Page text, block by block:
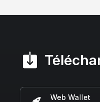
Web Wallet